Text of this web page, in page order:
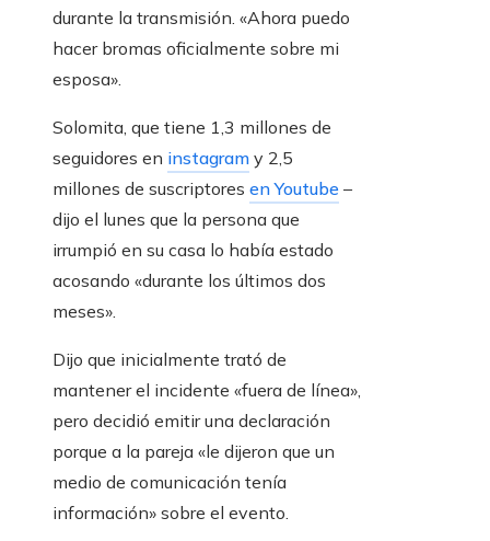
durante la transmisión. «Ahora puedo
hacer bromas oficialmente sobre mi
esposa».
Solomita, que tiene 1,3 millones de
seguidores en instagram y 2,5
millones de suscriptores en Youtube –
dijo el lunes que la persona que
irrumpió en su casa lo había estado
acosando «durante los últimos dos
meses».
Dijo que inicialmente trató de
mantener el incidente «fuera de línea»,
pero decidió emitir una declaración
porque a la pareja «le dijeron que un
medio de comunicación tenía
información» sobre el evento.